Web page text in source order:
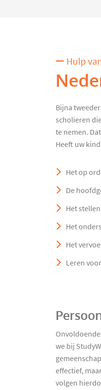
Hulp
Bijna
scholieren
te nemen.
Heeft uw
Het op
De
Het
Het
Het
Leren
we bij
effectief,
volgen